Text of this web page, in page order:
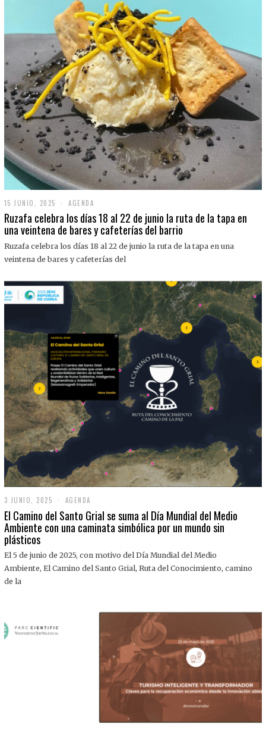
15 JUNIO, 2025
J
U
I
O
0
2
5
AGENDA
Ruzafa celebra los días 18 al 22 de junio la ruta de la tapa en
una veintena de bares y cafeterías del barrio
Ruzafa celebra los días 18 al 22 de junio la ruta de la tapa en una
veintena de bares y cafeterías del
3 JUNIO, 2025
J
U
N
,
0
AGENDA
El Camino del Santo Grial se suma al Día Mundial del Medio
Ambiente con una caminata simbólica por un mundo sin
plásticos
El 5 de junio de 2025, con motivo del Día Mundial del Medio
Ambiente, El Camino del Santo Grial, Ruta del Conocimiento, camino
de la